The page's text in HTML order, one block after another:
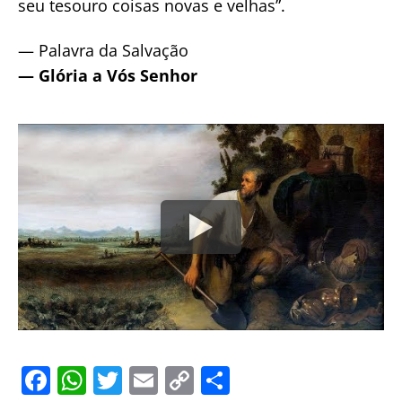
seu tesouro coisas novas e velhas”.
— Palavra da Salvação
— Glória a Vós Senhor
F W T E C